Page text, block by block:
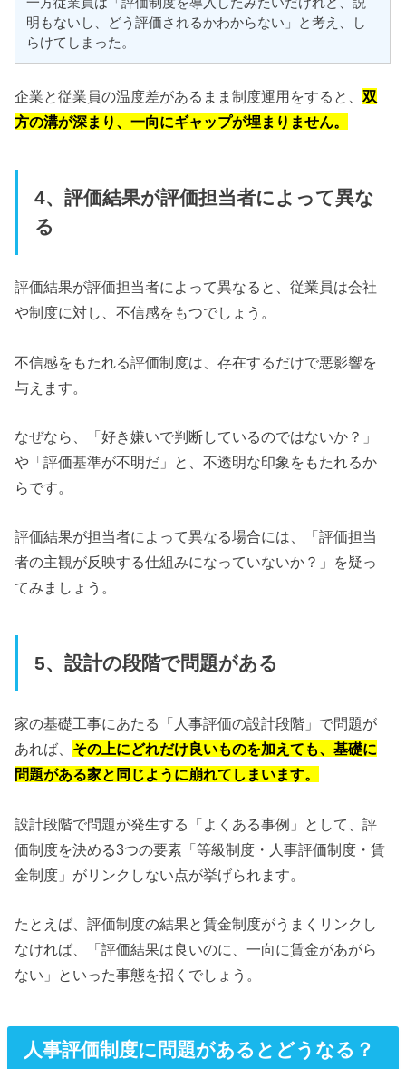
一方従業員は「評価制度を導入したみたいだけれど、説
明もないし、どう評価されるかわからない」と考え、し
らけてしまった。
企業と従業員の温度差があるまま制度運用をすると、双
方の溝が深まり、一向にギャップが埋まりません。
4、評価結果が評価担当者によって異な
る
評価結果が評価担当者によって異なると、従業員は会社
や制度に対し、不信感をもつでしょう。
不信感をもたれる評価制度は、存在するだけで悪影響を
与えます。
なぜなら、「好き嫌いで判断しているのではないか？」
や「評価基準が不明だ」と、不透明な印象をもたれるか
らです。
評価結果が担当者によって異なる場合には、「評価担当
者の主観が反映する仕組みになっていないか？」を疑っ
てみましょう。
5、設計の段階で問題がある
家の基礎工事にあたる「人事評価の設計段階」で問題が
あれば、 その上にどれだけ良いものを加えても、基礎に
問題がある家と同じように崩れてしまいます。
設計段階で問題が発生する「よくある事例」として、評
価制度を決める3つの要素「等級制度・人事評価制度・賃
金制度」がリンクしない点が挙げられます。
たとえば、評価制度の結果と賃金制度がうまくリンクし
なければ、「評価結果は良いのに、一向に賃金があがら
ない」といった事態を招くでしょう。
人事評価制度に問題があるとどうなる？